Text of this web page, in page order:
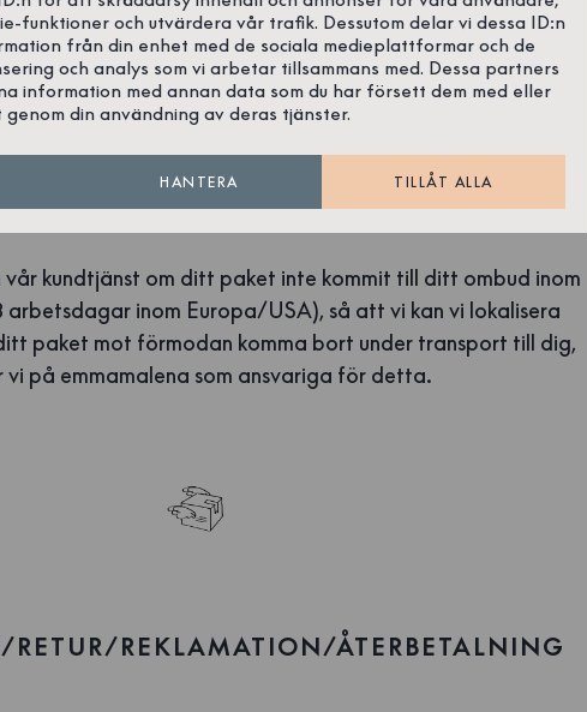
tullkostnader eller annat är du alltid välkommen att
Vi hjälper dig gärna!
UTEBLIVEN ELLER FÖRSENAD LEVERANS
kundtjänst om ditt paket inte kommit till ditt ombud inom
inom Europa/USA), så att vi kan vi lokalisera
paket mot förmodan komma bort under transport till dig,
vi på emmamalena som ansvariga för detta.
RETUR/REKLAMATION/ÅTERBETALNING
funktioner och utvärdera vår trafik. Dessutom delar vi dessa ID:n
från din enhet med de sociala medieplattformar och de
och analys som vi arbetar tillsammans med. Dessa partners
information med annan data som du har försett dem med eller
genom din användning av deras tjänster.
HANTERA TILLÅT ALLA